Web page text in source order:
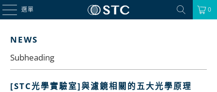
選單 0
NEWS
Subheading
[STC光學實驗室]與濾鏡相關的五大光學原理